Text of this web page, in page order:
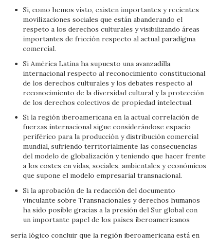
Si, como hemos visto, existen importantes y recientes
movilizaciones sociales que están abanderando el
respeto a los derechos culturales y visibilizando áreas
importantes de fricción respecto al actual paradigma
comercial.
Si América Latina ha supuesto una avanzadilla
internacional respecto al reconocimiento constitucional
de los derechos culturales y los debates respecto al
reconocimiento de la diversidad cultural y la protección
de los derechos colectivos de propiedad intelectual.
Si la región iberoamericana en la actual correlación de
fuerzas internacional sigue considerándose espacio
periférico para la producción y distribución comercial
mundial, sufriendo territorialmente las consecuencias
del modelo de globalización y teniendo que hacer frente
a los costes en vidas, sociales, ambientales y económicos
que supone el modelo empresarial transnacional.
Si la aprobación de la redacción del documento
vinculante sobre Transnacionales y derechos humanos
ha sido posible gracias a la presión del Sur global con
un importante papel de los países iberoamericanos
sería lógico concluir que la región iberoamericana está en